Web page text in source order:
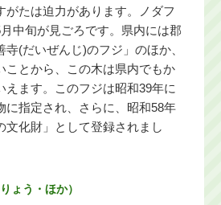
がたは迫力があります。ノダフ
中旬が見ごろです。県内には郡
(だいぜんじ)のフジ」のほか、
ことから、この木は県内でもか
えます。このフジは昭和39年に
に指定され、さらに、昭和58年
文化財」として登録されまし
ょう・ほか）